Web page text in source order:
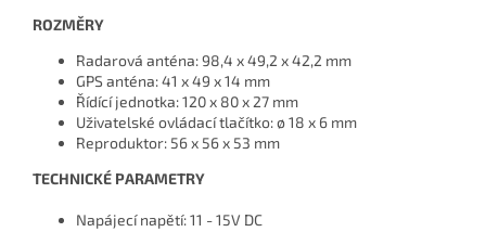
ROZMĚRY
Radarová anténa: 98,4 x 49,2 x 42,2 mm
GPS anténa: 41 x 49 x 14 mm
Řídící jednotka: 120 x 80 x 27 mm
Uživatelské ovládací tlačítko: ø 18 x 6 mm
Reproduktor: 56 x 56 x 53 mm
TECHNICKÉ PARAMETRY
Napájecí napětí: 11 - 15V DC